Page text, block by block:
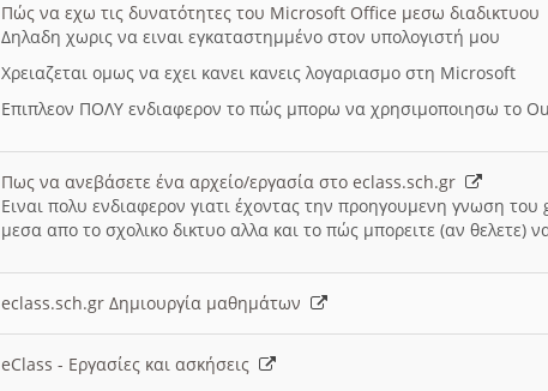
Πώς να εχω τις δυνατότητες του Microsoft Office μεσω
Δηλαδη χωρις να ειναι εγκαταστημμένο στον υπολογιστή μου
Χρειαζεται ομως να εχει κανει κανεις λογαριασμο στη Microsoft
Επιπλεον ΠΟΛΥ ενδιαφερον το πώς μπορω να χρησιμοποιησω το
Πως να ανεβάσετε ένα αρχείο/εργασία στο eclass.sch.gr
Ειναι πολυ ενδιαφερον γιατι έχοντας την προηγουμενη γνωση
μεσα απο το σχολικο δικτυο αλλα και το πώς μπορειτε (αν θελετε)
eclass.sch.gr Δημιουργία μαθημάτων
eClass - Εργασίες και ασκήσεις